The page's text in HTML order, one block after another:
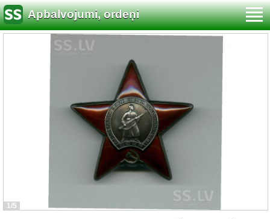
Apbalvojumi, ordeņi
1/5